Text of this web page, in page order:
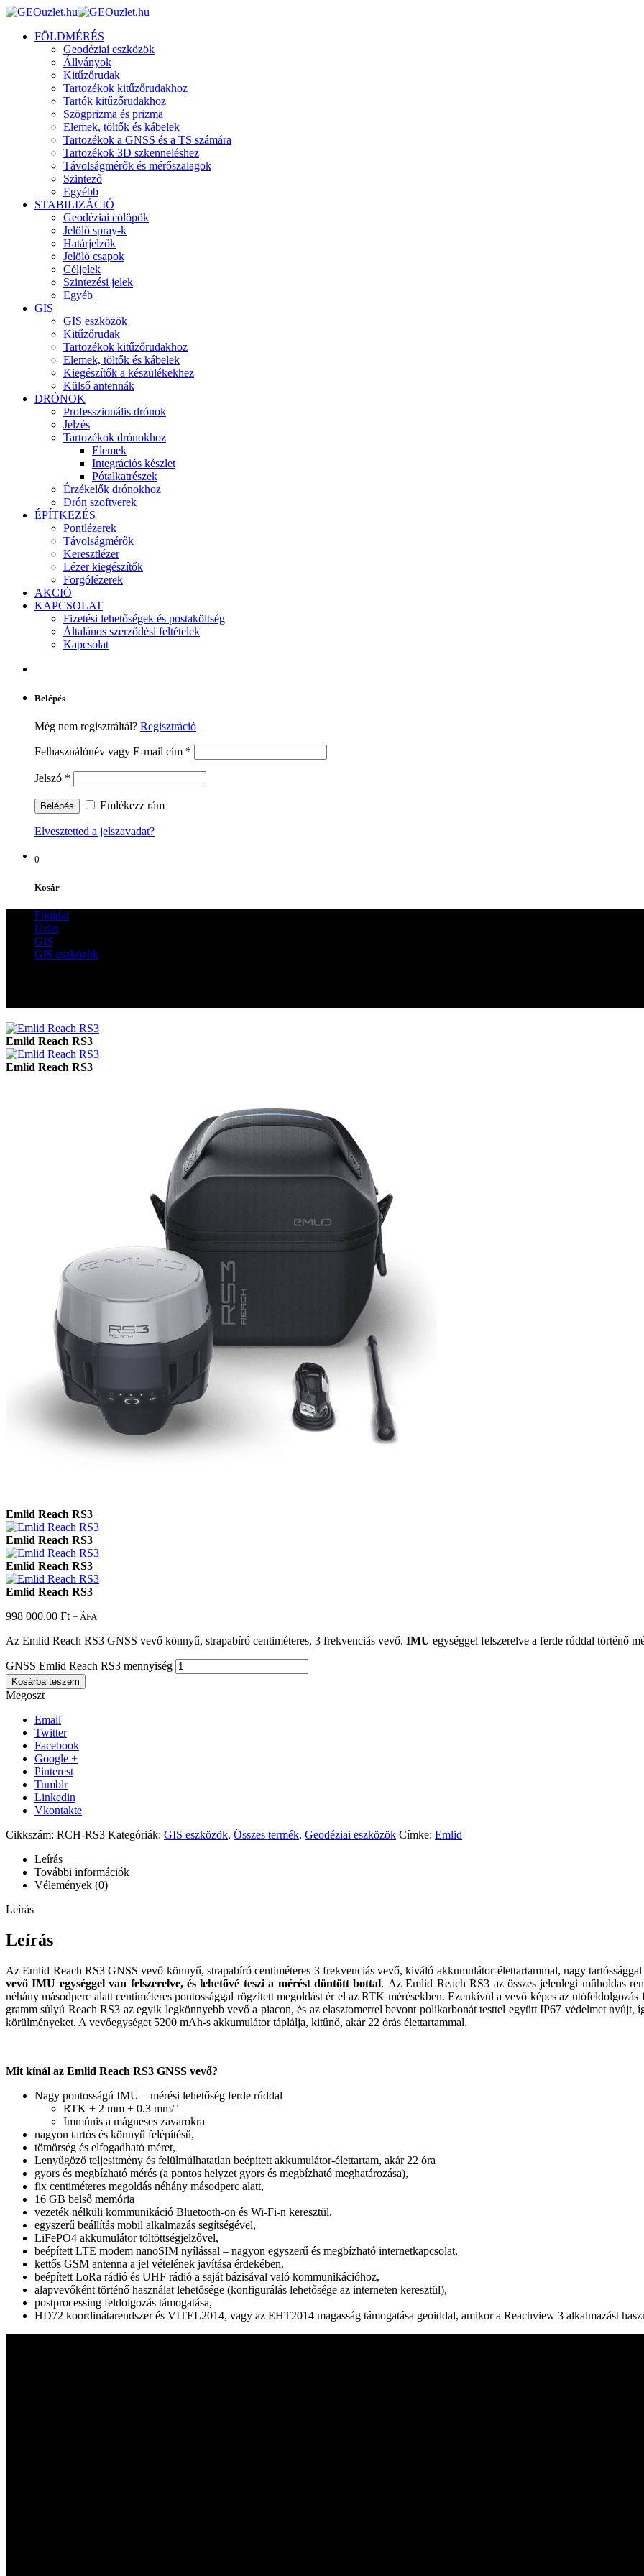
FÖLDMÉRÉS
Geodéziai eszközök
Állványok
Kitűzőrudak
Tartozékok kitűzőrudakhoz
Tartók kitűzőrudakhoz
Szögprizma és prizma
Elemek, töltők és kábelek
Tartozékok a GNSS és a TS számára
Tartozékok 3D szkenneléshez
Távolságmérők és mérőszalagok
Szintező
Egyébb
STABILIZÁCIÓ
Geodéziai cölöpök
Jelölő spray-k
Határjelzők
Jelölő csapok
Céljelek
Szintezési jelek
Egyéb
GIS
GIS eszközök
Kitűzőrudak
Tartozékok kitűzőrudakhoz
Elemek, töltők és kábelek
Kiegészítők a készülékekhez
Külső antennák
DRÓNOK
Professzionális drónok
Jelzés
Tartozékok drónokhoz
Elemek
Integrációs készlet
Pótalkatrészek
Érzékelők drónokhoz
Drón szoftverek
ÉPÍTKEZÉS
Pontlézerek
Távolságmérők
Keresztlézer
Lézer kiegészítők
Forgólézerek
AKCIÓ
KAPCSOLAT
Fizetési lehetőségek és postaköltség
Általános szerződési feltételek
Kapcsolat
Belépés
Még nem regisztráltál? Regisztráció
Felhasználónév vagy E-mail cím *
Jelszó *
Emlékezz rám
Elvesztetted a jelszavadat?
0
Kosár
Főoldal
Üzlet
GIS
GIS eszközök
Emlid Reach RS3
Emlid Reach RS3
Emlid Reach RS3
Emlid Reach RS3
Emlid Reach RS3
Emlid Reach RS3
998 000.00 Ft + ÁFA
Az Emlid Reach RS3 GNSS vevő könnyű, strapabíró centiméteres, 3 frekvenciás vevő. IMU egységgel felszerelve a ferde rúddal történő
GNSS Emlid Reach RS3 mennyiség
Kosárba teszem
Megoszt
Email
Twitter
Facebook
Google +
Pinterest
Tumblr
Linkedin
Vkontakte
Cikkszám: RCH-RS3 Kategóriák: GIS eszközök, Összes termék, Geodéziai eszközök Címke: Emlid
Leírás
További információk
Vélemények (0)
Leírás
Leírás
Az Emlid Reach RS3 GNSS vevő könnyű, strapabíró centiméteres 3 frekvenciás vevő, kiváló akkumulátor-élettartammal, nagy
vevő IMU egységgel van felszerelve, és lehetővé teszi a mérést döntött bottal. Az Emlid Reach RS3 az összes jelenlegi műholdas
néhány másodperc alatt centiméteres pontossággal rögzített megoldást ér el az RTK mérésekben. Ezenkívül a vevő képes az
gramm súlyú Reach RS3 az egyik legkönnyebb vevő a piacon, és az elasztomerrel bevont polikarbonát testtel együtt IP67 védelmet
körülményeket. A vevőegységet 5200 mAh-s akkumulátor táplálja, kitűnő, akár 22 órás élettartammal.
Mit kínál az Emlid Reach RS3 GNSS vevő?
Nagy pontosságú IMU – mérési lehetőség ferde rúddal
RTK + 2 mm + 0.3 mm/°
Immúnis a mágneses zavarokra
nagyon tartós és könnyű felépítésű,
tömörség és elfogadható méret,
Lenyűgöző teljesítmény és felülmúlhatatlan beépített akkumulátor-élettartam, akár 22 óra
gyors és megbízható mérés (a pontos helyzet gyors és megbízható meghatározása),
fix centiméteres megoldás néhány másodperc alatt,
16 GB belső memória
vezeték nélküli kommunikáció Bluetooth-on és Wi-Fi-n keresztül,
egyszerű beállítás mobil alkalmazás segítségével,
LiFePO4 akkumulátor töltöttségjelzővel,
beépített LTE modem nanoSIM nyílással – nagyon egyszerű és megbízható internetkapcsolat,
kettős GSM antenna a jel vételének javítása érdekében,
beépített LoRa rádió és UHF rádió a saját bázisával való kommunikációhoz,
alapvevőként történő használat lehetősége (konfigurálás lehetősége az interneten keresztül),
postprocessing feldolgozás támogatása,
HD72 koordinátarendszer és VITEL2014, vagy az EHT2014 magasság támogatása geoiddal, amikor a Reachview 3 alkalmazást